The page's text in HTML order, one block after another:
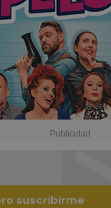
suscribirme